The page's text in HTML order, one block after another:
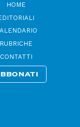
HOME
RUBRICHE
CONTATTI